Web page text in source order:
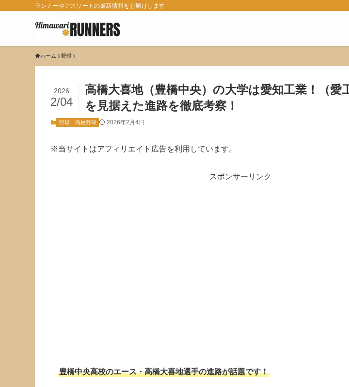
ランナーやアスリートの最新情報をお届けします
ホーム 野球
高橋大喜地（豊橋中央）の大学は愛知工業！（愛
を見据えた進路を徹底考察！
2026
2/04
野球 高校野球 2026年2月4日
※当サイトはアフィリエイト広告を利用しています。
スポンサーリンク
豊橋中央高校のエース・高橋大喜地選手の進路が話題です！